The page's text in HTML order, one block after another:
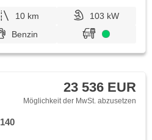
10 km
103 kW
Benzin
23 536 EUR
Möglichkeit der MwSt. abzusetzen